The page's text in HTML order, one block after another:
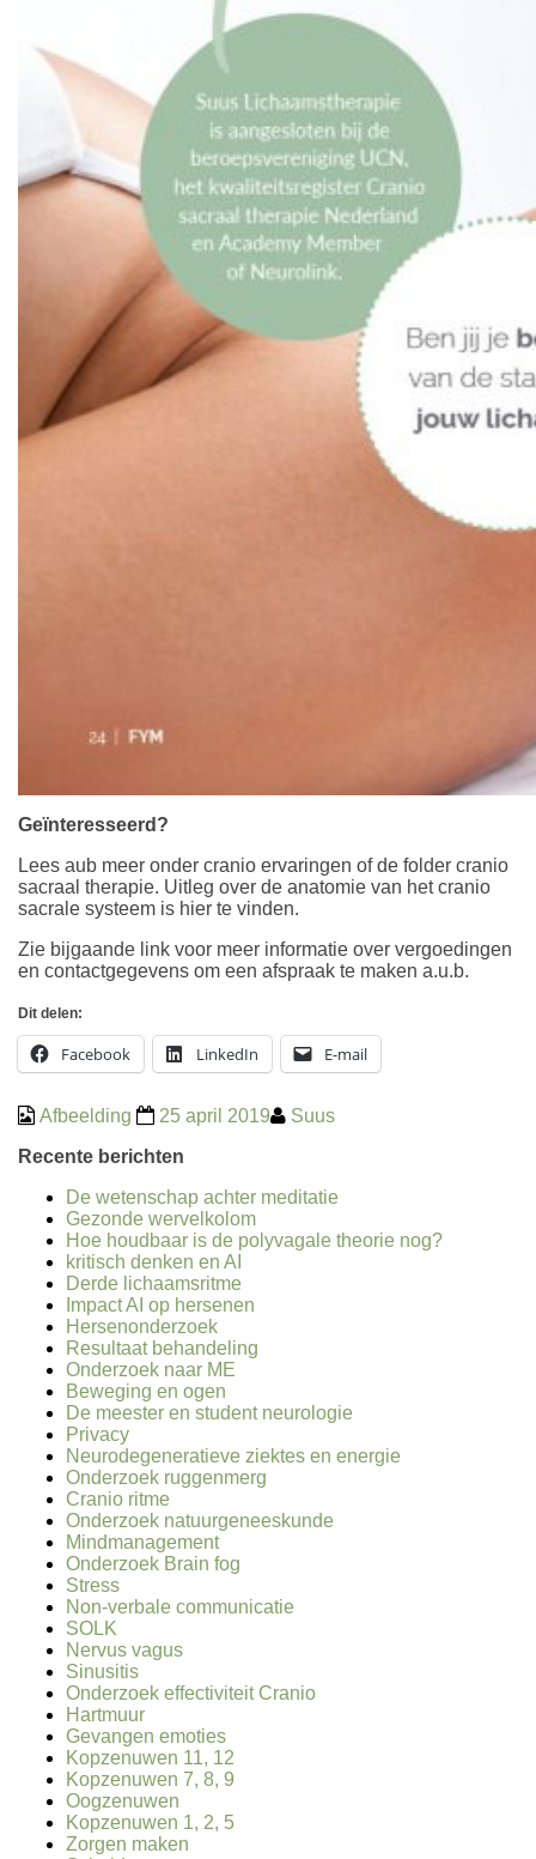
Geïnteresseerd?
Lees aub meer onder cranio ervaringen of de folder cranio
sacraal therapie. Uitleg over de anatomie van het cranio
sacrale systeem is hier te vinden.
Zie bijgaande link voor meer informatie over vergoedingen
en contactgegevens om een afspraak te maken a.u.b.
Dit delen:
Facebook LinkedIn E-mail
Afbeelding 25 april 2019
Suus
Recente berichten
De wetenschap achter meditatie
Gezonde wervelkolom
Hoe houdbaar is de polyvagale theorie nog?
kritisch denken en AI
Derde lichaamsritme
Impact AI op hersenen
Hersenonderzoek
Resultaat behandeling
Onderzoek naar ME
Beweging en ogen
De meester en student neurologie
Privacy
Neurodegeneratieve ziektes en energie
Onderzoek ruggenmerg
Cranio ritme
Onderzoek natuurgeneeskunde
Mindmanagement
Onderzoek Brain fog
Stress
Non-verbale communicatie
SOLK
Nervus vagus
Sinusitis
Onderzoek effectiviteit Cranio
Hartmuur
Gevangen emoties
Kopzenuwen 11, 12
Kopzenuwen 7, 8, 9
Oogzenuwen
Kopzenuwen 1, 2, 5
Zorgen maken